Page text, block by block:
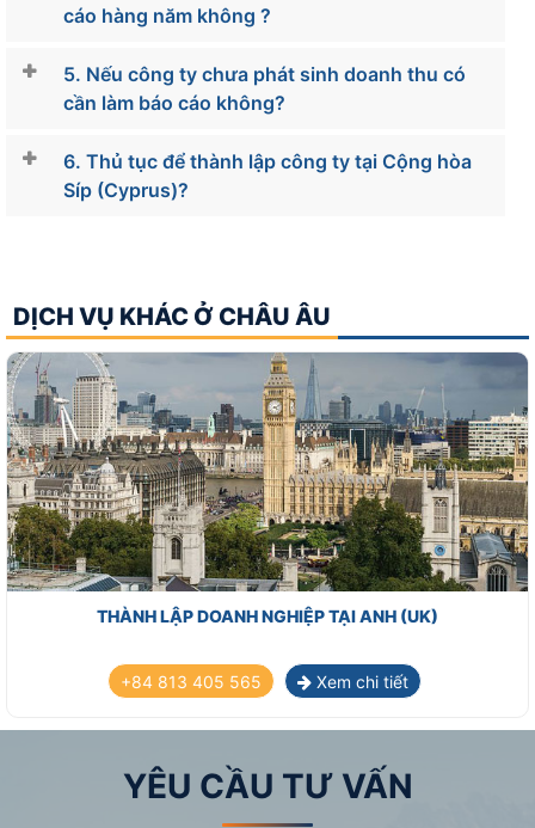
cáo hàng năm không ?
5. Nếu công ty chưa phát sinh doanh thu có
cần làm báo cáo không?
6. Thủ tục để thành lập công ty tại Cộng hòa
Síp (Cyprus)?
DỊCH VỤ KHÁC Ở CHÂU ÂU
THÀNH LẬP DOANH NGHIỆP TẠI MALTA
+84 813 405 565 Xem chi tiết
YÊU CẦU TƯ VẤN